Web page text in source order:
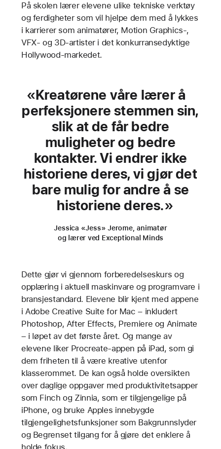
På skolen lærer elevene ulike tekniske verktøy
og ferdigheter som vil hjelpe dem med å lykkes
i karrierer som animatører, Motion Graphics-,
VFX- og 3D-artister i det konkurransedyktige
Hollywood-markedet.
Kreatørene våre lærer å
perfeksjonere stemmen sin,
slik at de får bedre
muligheter og bedre
kontakter. Vi endrer ikke
historiene deres, vi gjør det
bare mulig for andre å se
historiene deres.
Jessica «Jess» Jerome, animatør
og lærer ved Exceptional Minds
Dette gjør vi gjennom forberedelseskurs og
opplæring i aktuell maskinvare og programvare i
bransjestandard. Elevene blir kjent med appene
i Adobe Creative Suite for Mac – inkludert
Photoshop, After Effects, Premiere og Animate
– i løpet av det første året. Og mange av
elevene liker Procreate-appen på iPad, som gi
dem friheten til å være kreative utenfor
klasserommet. De kan også holde oversikten
over daglige oppgaver med produktivitetsapper
som Finch og Zinnia, som er tilgjengelige på
iPhone, og bruke Apples innebygde
tilgjengelighetsfunksjoner som Bakgrunnslyder
og Begrenset tilgang for å gjøre det enklere å